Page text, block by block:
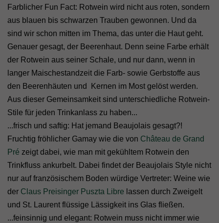
Farblicher Fun Fact: Rotwein wird nicht aus roten, sondern
aus blauen bis schwarzen Trauben gewonnen. Und da
sind wir schon mitten im Thema, das unter die Haut geht.
Genauer gesagt, der Beerenhaut. Denn seine Farbe erhält
der Rotwein aus seiner Schale, und nur dann, wenn in
langer Maischestandzeit die Farb- sowie Gerbstoffe aus
den Beerenhäuten und Kernen im Most gelöst werden.
Aus dieser Gemeinsamkeit sind unterschiedliche Rotwein-
Stile für jeden Trinkanlass zu haben...
...frisch und saftig: Hat jemand Beaujolais gesagt?!
Fruchtig fröhlicher Gamay wie die von Château de Grand
Pré zeigt dabei, wie man mit gekühltem Rotwein den
Trinkfluss ankurbelt. Dabei findet der Beaujolais Style nicht
nur auf französischem Boden würdige Vertreter: Weine wie
der Claus Preisinger Puszta Libre lassen durch Zweigelt
und St. Laurent flüssige Lässigkeit ins Glas fließen.
...feinsinnig und elegant: Rotwein muss nicht immer wie